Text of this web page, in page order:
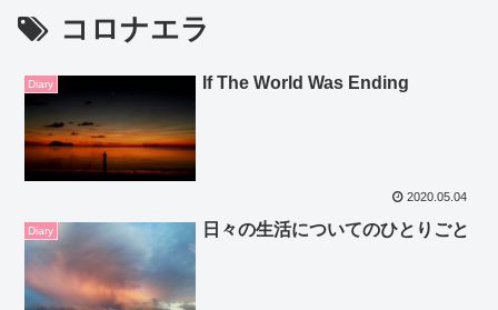
コロナエラ
Diary If The World Was Ending
2020.05.04
Diary 日々の生活についてのひとりごと